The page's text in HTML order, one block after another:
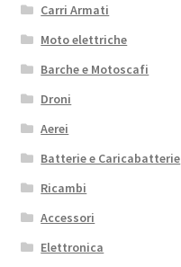
Carri Armati
Moto elettriche
Barche e Motoscafi
Droni
Aerei
Batterie e Caricabatterie
Ricambi
Accessori
Elettronica